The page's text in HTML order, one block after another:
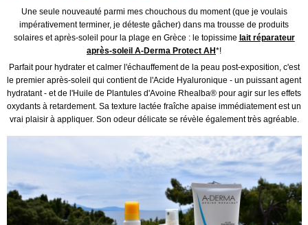
Une seule nouveauté parmi mes chouchous du moment (que je voulais
impérativement terminer, je déteste gâcher) dans ma trousse de produits
solaires et après-soleil pour la plage en Grèce : le topissime ait réparateur
après-soleil A-Derma Protect AH*!
Parfait pour hydrater et calmer l'échauffement de la peau post-exposition, c'est
le premier après-soleil qui contient de l'Acide Hyaluronique - un puissant agent
hydratant - et de l'Huile de Plantules d'Avoine Rhealba® pour agir sur les effets
oxydants à retardement. Sa texture lactée fraîche apaise immédiatement est un
vrai plaisir à appliquer. Son odeur délicate se révèle également très agréable.